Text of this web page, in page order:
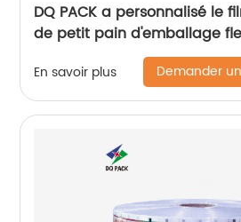
DQ PACK a personnalisé le
de petit pain d'emballage
d'impression pour le stock
nourriture
En savoir plus Demander